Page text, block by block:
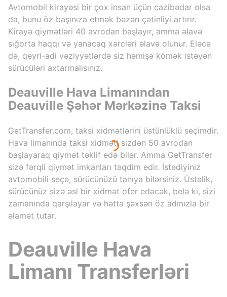
Avtomobil kirayəsi bir çox insan üçün cazibədar olsa
da, bunu öz başınıza etmək bəzən çətinliyi artırır.
Kirayə qiymətləri 40 avrodan başlayır, amma əlavə
sığorta haqqı və yanacaq xərcləri əlavə olunur. Eləcə
də, qeyri-adi vəziyyətlərdə siz həmişə kömək istəyən
sürücüləri axtarmalısınız.
Deauville Hava Limanından
Deauville Şəhər Mərkəzinə Taksi
GetTransfer.com, taksi xidmətlərini üstünlüklü seçimdir.
Hava limanında taksi xidməti sizdən 50 avrodan
başlayaraq qiymət təklif edə bilər. Amma GetTransfer
sizə fərqli qiymət imkanları təqdim edir. İstədiyiniz
avtomobili seçə, sürücünüzü tanıya bilərsiniz. Üstəlik,
sürücünüz sizə əsl bir xidmət ofer edəcək, belə ki, sizi
zamanında qarşılayar və hətta şəxsən öz adınızla bir
əlamət tutar.
Deauville Hava
Limanı Transferləri